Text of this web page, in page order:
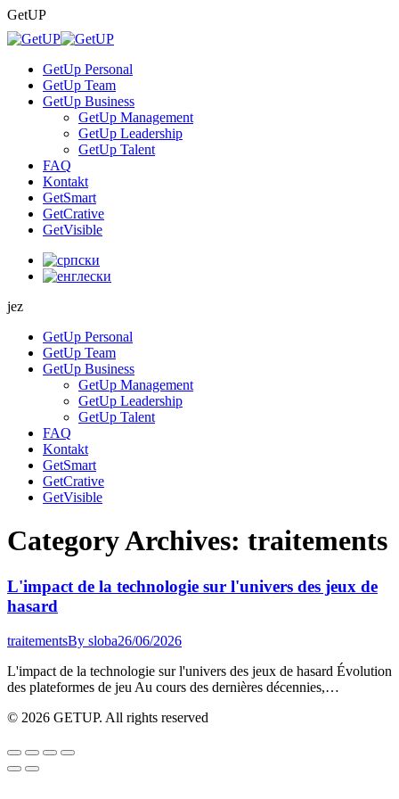
Skip
to
content
GetUP
GetUp Personal
GetUp Team
GetUp Business
GetUp Management
GetUp Leadership
GetUp Talent
FAQ
Kontakt
GetSmart
GetCrative
GetVisible
jez
GetUp Personal
GetUp Team
GetUp Business
GetUp Management
GetUp Leadership
GetUp Talent
FAQ
Kontakt
GetSmart
GetCrative
GetVisible
Category Archives: traitements
L'impact de la technologie sur l'univers des jeux de
hasard
traitementsBy sloba26/06/2026
L'impact de la technologie sur l'univers des jeux de hasard Évolution
des plateformes de jeu Au cours des dernières décennies,…
© 2026 GETUP. All rights reserved
Go
to